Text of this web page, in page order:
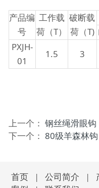
产品编
号
工作载
荷（T）
破断载
荷（T)
PXJH-
01
1.5 3
上一个： 钢丝绳滑眼钩
下一个： 80级羊森林钩
首页| 公司简介 |